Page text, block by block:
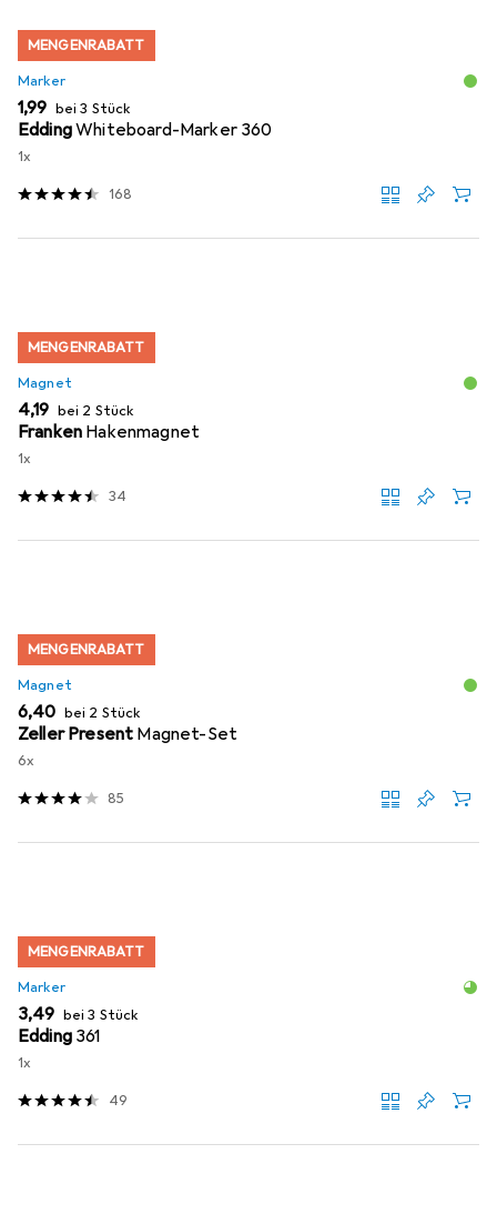
MENGENRABATT
Marker
EUR
1,99 bei 3 Stück
EddingWhiteboard-Marker 360
1x
168
MENGENRABATT
Magnet
EUR
4,19 bei 2 Stück
Franken Hakenmagnet
1x
34
MENGENRABATT
Magnet
EUR
6,40 bei 2 Stück
Zeller Present Magnet-Set
6x
85
MENGENRABATT
Marker
EUR
3,49 bei 3 Stück
Edding 361
1x
49